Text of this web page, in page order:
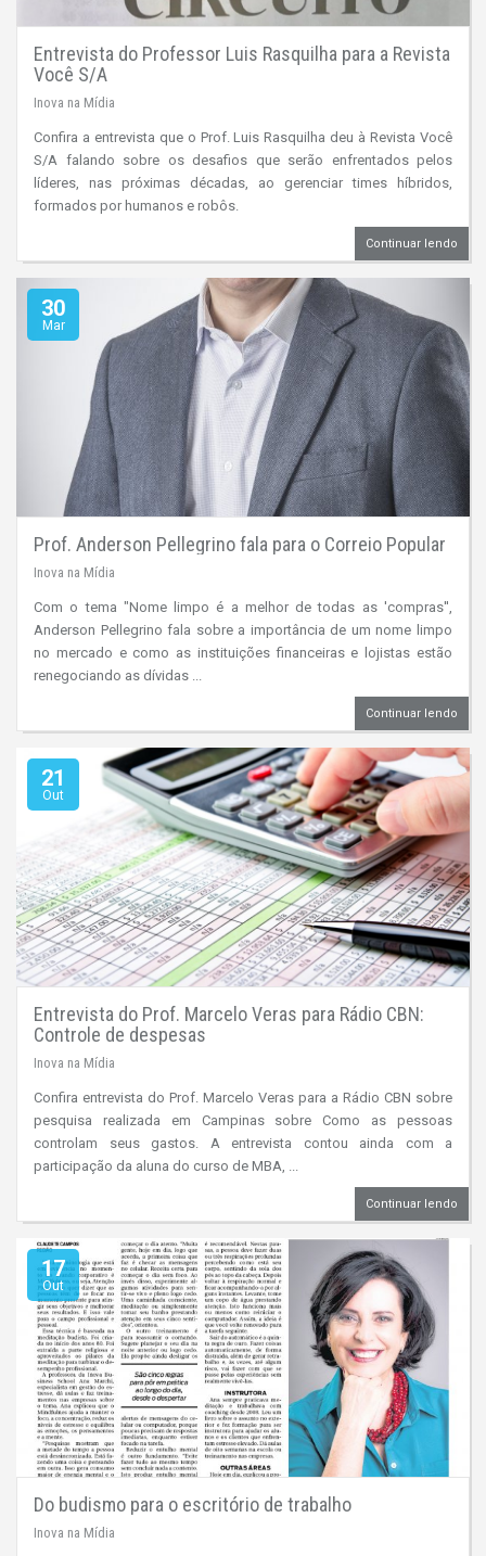
Entrevista do Professor Luis Rasquilha para a Revista
Você S/A
Inova na Mídia
Confira a entrevista que o Prof. Luis Rasquilha deu à Revista Você
S/A falando sobre os desafios que serão enfrentados pelos
líderes, nas próximas décadas, ao gerenciar times híbridos,
formados por humanos e robôs.
Continuar lendo
30
Mar
Prof. Anderson Pellegrino fala para o Correio Popular
Inova na Mídia
Com o tema "Nome limpo é a melhor de todas as 'compras'',
Anderson Pellegrino fala sobre a importância de um nome limpo
no mercado e como as instituições financeiras e lojistas estão
renegociando as dívidas ...
Continuar lendo
21
Out
Entrevista do Prof. Marcelo Veras para Rádio CBN:
Controle de despesas
Inova na Mídia
Confira entrevista do Prof. Marcelo Veras para a Rádio CBN sobre
pesquisa realizada em Campinas sobre Como as pessoas
controlam seus gastos. A entrevista contou ainda com a
participação da aluna do curso de MBA, ...
Continuar lendo
17
Out
Do budismo para o escritório de trabalho
Inova na Mídia